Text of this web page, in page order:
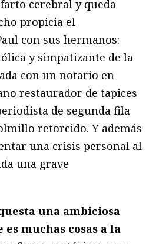
cerebral y queda
propicia el
con sus hermanos:
y simpatizante de la
con un notario en
restaurador de tapices
de segunda fila
retorcido. Y además
una crisis personal al
una grave
una ambiciosa
muchas cosas a la